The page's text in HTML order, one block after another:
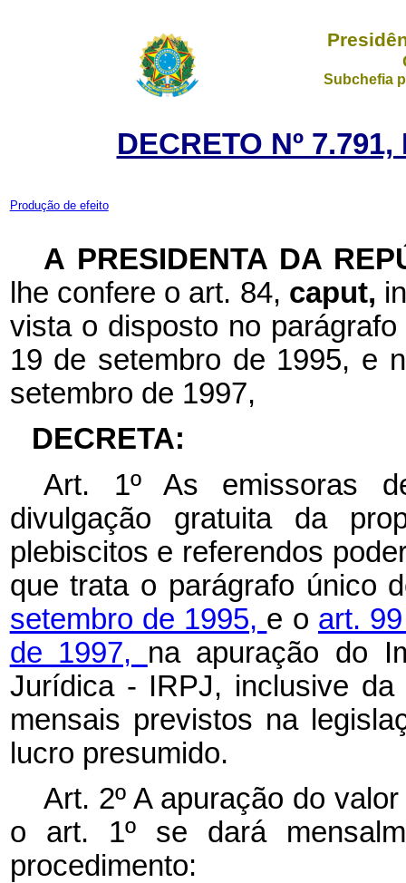
Subchefia
DECRETO Nº
Produção de efeito
A PRESIDENTA DA
lhe confere o art. 84, caput,
vista o disposto no
19 de setembro de 1995, e
setembro de 1997,
DECRETA:
Art. 1º As emissoras
divulgação gratuita da
plebiscitos e referendos
que trata o parágrafo único
setembro de 1995, e o art.
de 1997, na apuração do
Jurídica - IRPJ, inclusive
mensais previstos na
lucro presumido.
Art. 2º A apuração do
o art. 1º se dará
procedimento: